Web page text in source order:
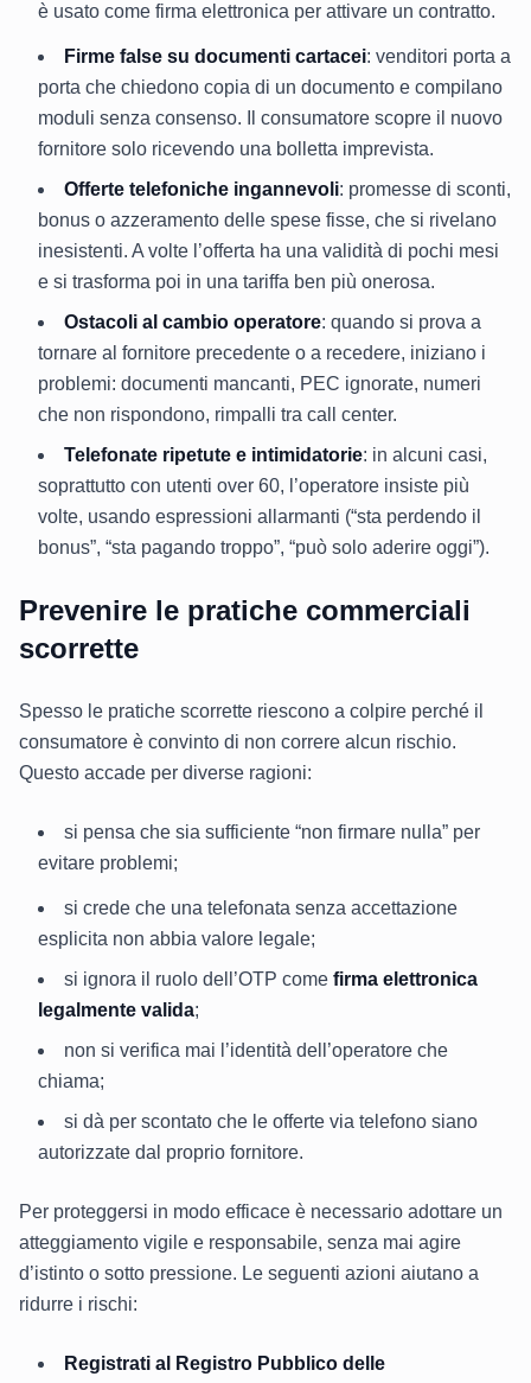
è usato come firma elettronica per attivare un contratto.
Firme false su documenti cartacei: venditori porta a
porta che chiedono copia di un documento e compilano
moduli senza consenso. Il consumatore scopre il nuovo
fornitore solo ricevendo una bolletta imprevista.
Offerte telefoniche ingannevoli: promesse di sconti,
bonus o azzeramento delle spese fisse, che si rivelano
inesistenti. A volte l’offerta ha una validità di pochi mesi
e si trasforma poi in una tariffa ben più onerosa.
Ostacoli al cambio operatore: quando si prova a
tornare al fornitore precedente o a recedere, iniziano i
problemi: documenti mancanti, PEC ignorate, numeri
che non rispondono, rimpalli tra call center.
Telefonate ripetute e intimidatorie: in alcuni casi,
soprattutto con utenti over 60, l’operatore insiste più
volte, usando espressioni allarmanti (“sta perdendo il
bonus”, “sta pagando troppo”, “può solo aderire oggi”).
Prevenire le pratiche commerciali
scorrette
Spesso le pratiche scorrette riescono a colpire perché il
consumatore è convinto di non correre alcun rischio.
Questo accade per diverse ragioni:
si pensa che sia sufficiente “non firmare nulla” per
evitare problemi;
si crede che una telefonata senza accettazione
esplicita non abbia valore legale;
si ignora il ruolo dell’OTP come firma elettronica
legalmente valida;
non si verifica mai l’identità dell’operatore che
chiama;
si dà per scontato che le offerte via telefono siano
autorizzate dal proprio fornitore.
Per proteggersi in modo efficace è necessario adottare un
atteggiamento vigile e responsabile, senza mai agire
d’istinto o sotto pressione. Le seguenti azioni aiutano a
ridurre i rischi:
Registrati al Registro Pubblico delle